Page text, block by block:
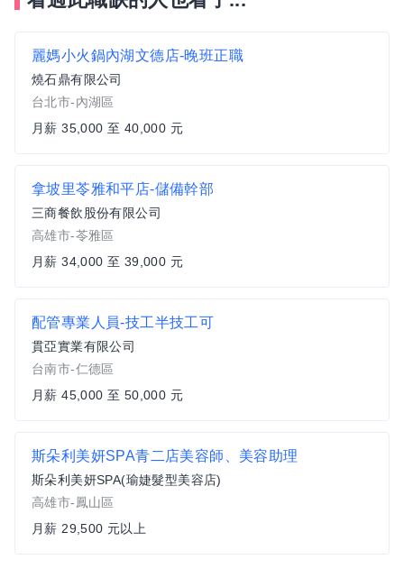
麗媽小火鍋內湖文德店-晚班正職
燒石鼎有限公司
台北市-內湖區
月薪 35,000 至 40,000 元
拿坡里苓雅和平店-儲備幹部
三商餐飲股份有限公司
高雄市-苓雅區
月薪 34,000 至 39,000 元
配管專業人員-技工半技工可
貫亞實業有限公司
台南市-仁德區
月薪 45,000 至 50,000 元
斯朵利美妍SPA青二店美容師、美容助理
斯朵利美妍SPA(瑜婕髮型美容店)
高雄市-鳳山區
月薪 29,500 元以上